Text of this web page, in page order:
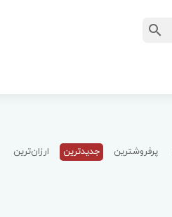
پرفروشترین جدیدترین ارزان‌ترین